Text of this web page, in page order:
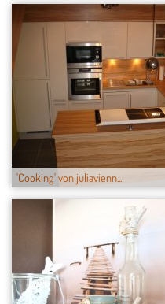
'Cooking' von juliavienn...